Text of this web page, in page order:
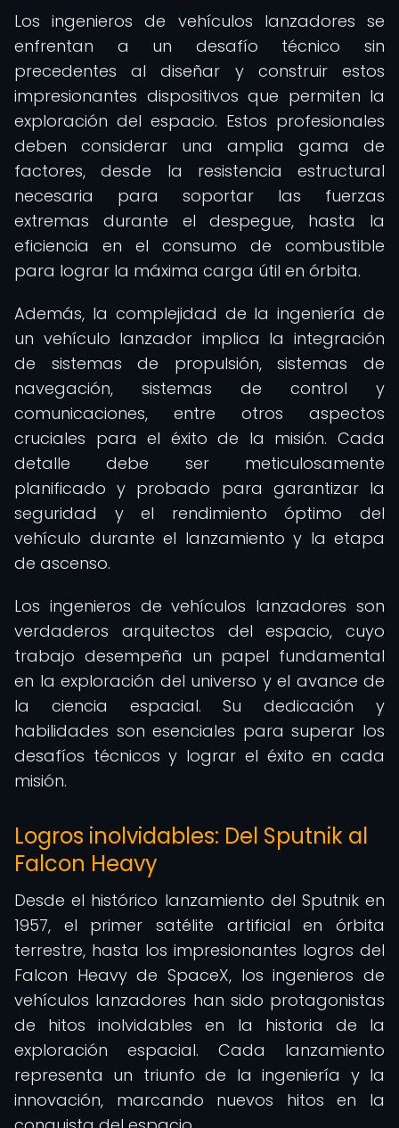
Los ingenieros de vehículos lanzadores se
enfrentan a un desafío técnico sin
precedentes al diseñar y construir estos
impresionantes dispositivos que permiten la
exploración del espacio. Estos profesionales
deben considerar una amplia gama de
factores, desde la resistencia estructural
necesaria para soportar las fuerzas
extremas durante el despegue, hasta la
eficiencia en el consumo de combustible
para lograr la máxima carga útil en órbita.
Además, la complejidad de la ingeniería de
un vehículo lanzador implica la integración
de sistemas de propulsión, sistemas de
navegación, sistemas de control y
comunicaciones, entre otros aspectos
cruciales para el éxito de la misión. Cada
detalle debe ser meticulosamente
planificado y probado para garantizar la
seguridad y el rendimiento óptimo del
vehículo durante el lanzamiento y la etapa
de ascenso.
Los ingenieros de vehículos lanzadores son
verdaderos arquitectos del espacio, cuyo
trabajo desempeña un papel fundamental
en la exploración del universo y el avance de
la ciencia espacial. Su dedicación y
habilidades son esenciales para superar los
desafíos técnicos y lograr el éxito en cada
misión.
Logros inolvidables: Del Sputnik al
Falcon Heavy
Desde el histórico lanzamiento del Sputnik en
1957, el primer satélite artificial en órbita
terrestre, hasta los impresionantes logros del
Falcon Heavy de SpaceX, los ingenieros de
vehículos lanzadores han sido protagonistas
de hitos inolvidables en la historia de la
exploración espacial. Cada lanzamiento
representa un triunfo de la ingeniería y la
innovación, marcando nuevos hitos en la